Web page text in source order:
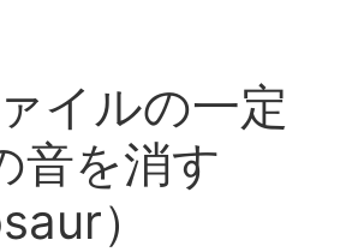
イルの一定
音を消す
）